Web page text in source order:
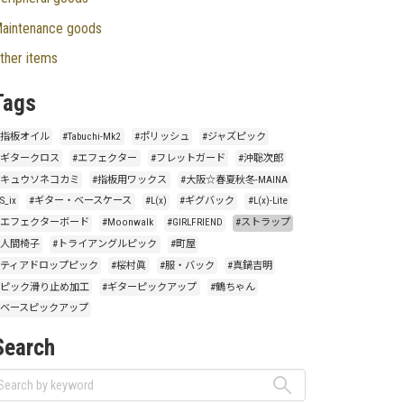
goods
items
板オイル #Tabuchi-Mk2 #ポリッシュ
#ジャズピック
タークロス
#エフェクター #フレットガード
#沖聡次郎
ュウソネコカミ
#指板用ワックス
#大阪☆春夏秋冬-MAINA
#ギター・ベースケース #L(x) #ギグバック
#L(x)-Lite
フェクターボード
#Moonwalk #GIRLFRIEND
#ストラップ
間椅子
#トライアングルピック
#町屋
ィアドロップピック
#桜村眞 #服・バック
#真鍋吉明
ック滑り止め加工
#ギターピックアップ
#鶴ちゃん
ースピックアップ